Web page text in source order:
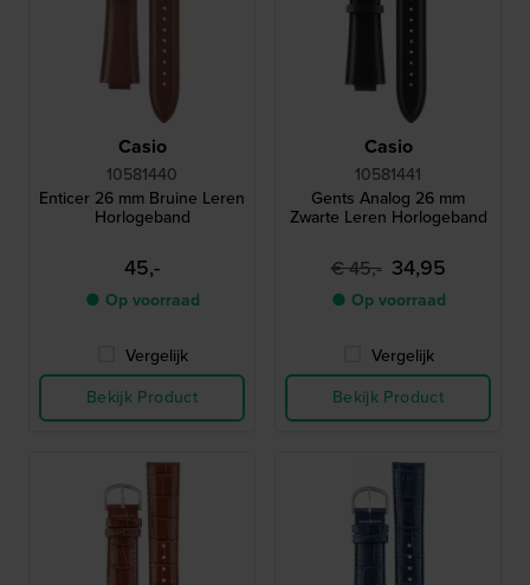
Casio
10581440
Enticer 26 mm Bruine Leren
Horlogeband
45,-
● Op voorraad
Vergelijk
Bekijk Product
Casio
10581441
Gents Analog 26 mm
Zwarte Leren Horlogeband
€ 45,- 34,95
● Op voorraad
Vergelijk
Bekijk Product